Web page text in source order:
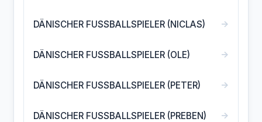
DÄNISCHER FUSSBALLSPIELER (NICLAS) →
DÄNISCHER FUSSBALLSPIELER (OLE) →
DÄNISCHER FUSSBALLSPIELER (PETER) →
DÄNISCHER FUSSBALLSPIELER (PREBEN) →